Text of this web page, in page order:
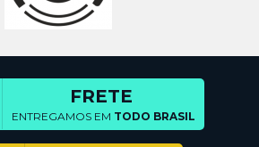
FRETE
ENTREGAMOS EM TODO BRASIL